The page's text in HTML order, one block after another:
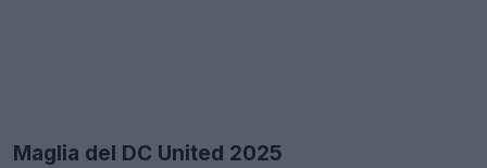
Maglia del DC United 2025